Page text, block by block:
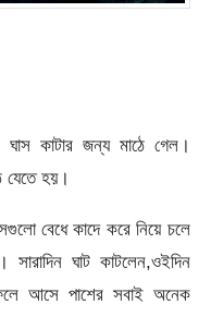
ঘাস কাটার জন্য মাঠে গেল।
যেতে হয়।
বেধে কাদে করে নিয়ে চলে
ঘাট কাটলেন,ওইদিন
আসে পাশের সবাই অনেক